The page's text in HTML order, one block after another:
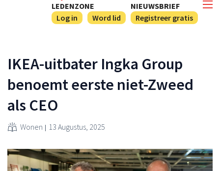
NIEUWSBRIEF
Registreer gratis
LEDENZONE
Log in
Word lid
IKEA-uitbater Ingka Group
benoemt eerste niet-Zweed
als CEO
Wonen 13 Augustus, 2025